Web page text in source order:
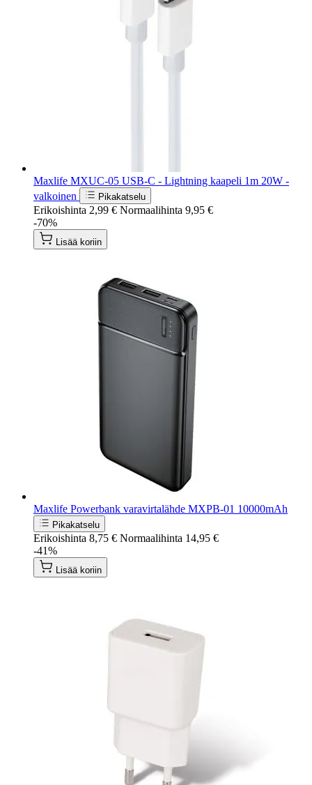
Maxlife MXUC-05 USB-C - Lightning kaapeli 1m 20W -
valkoinen
Pikakatselu
Erikoishinta 2,99 € Normaalihinta 9,95 €
-70%
Lisää koriin
Maxlife Powerbank varavirtalähde MXPB-01 10000mAh
Pikakatselu
Erikoishinta 8,75 € Normaalihinta 14,95 €
-41%
Lisää koriin